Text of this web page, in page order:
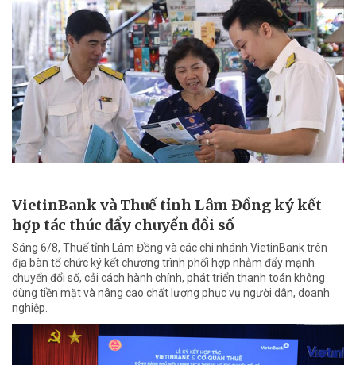
VietinBank và Thuế tỉnh Lâm Đồng ký kết
hợp tác thúc đẩy chuyển đổi số
Sáng 6/8, Thuế tỉnh Lâm Đồng và các chi nhánh VietinBank trên
địa bàn tổ chức ký kết chương trình phối hợp nhằm đẩy mạnh
chuyển đổi số, cải cách hành chính, phát triển thanh toán không
dùng tiền mặt và nâng cao chất lượng phục vụ người dân, doanh
nghiệp.